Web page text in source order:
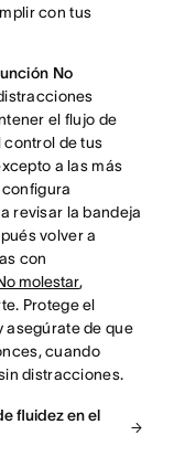
con tus
No
el flujo de
control de tus
a las más
revisar la bandeja
volver a
con
molestar,
Protege el
asegúrate de que
cuando
distracciones.
fluidez en el